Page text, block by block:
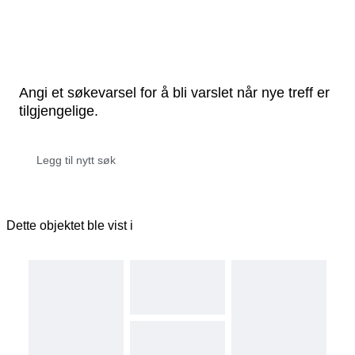
Angi et søkevarsel for å bli varslet når nye treff er
tilgjengelige.
Dette objektet ble vist i